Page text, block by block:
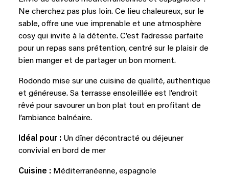
Ne cherchez pas plus loin. Ce lieu chaleureux, sur le
sable, offre une vue imprenable et une atmosphère
cosy qui invite à la détente. C’est l’adresse parfaite
pour un repas sans prétention, centré sur le plaisir de
bien manger et de partager un bon moment.
Rodondo mise sur une cuisine de qualité, authentique
et généreuse. Sa terrasse ensoleillée est l’endroit
rêvé pour savourer un bon plat tout en profitant de
l’ambiance balnéaire.
Idéal pour : Un dîner décontracté ou déjeuner
convivial en bord de mer
Cuisine : Méditerranéenne, espagnole